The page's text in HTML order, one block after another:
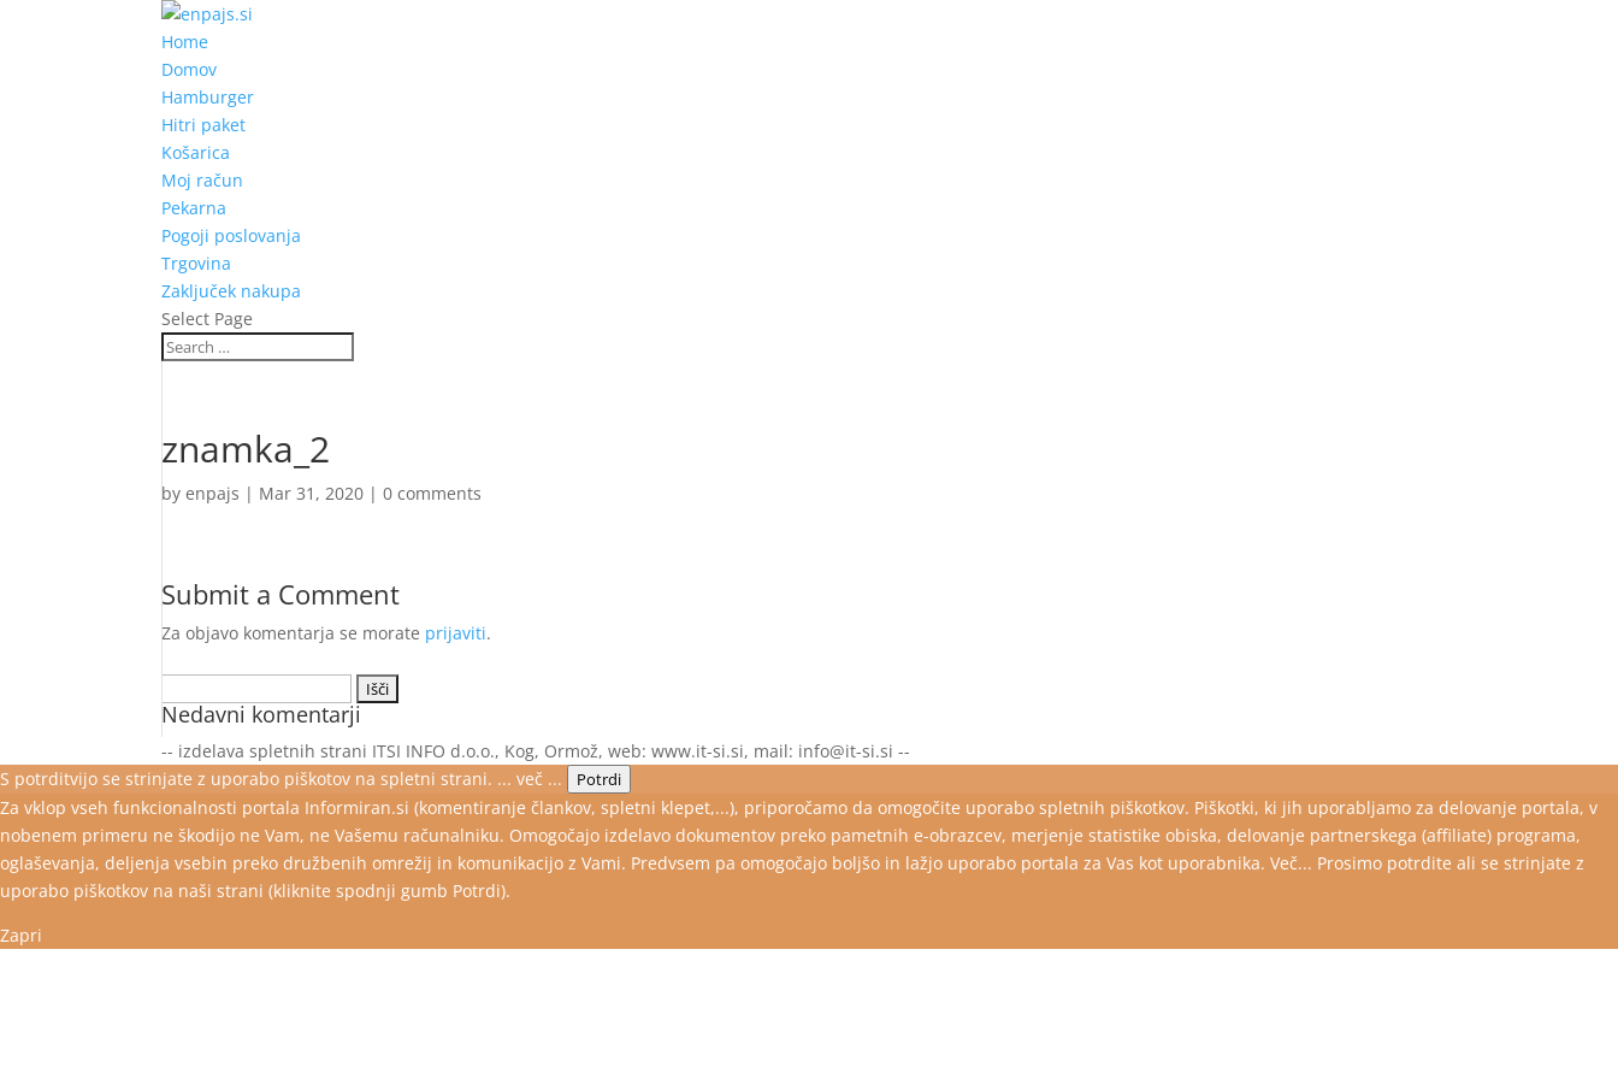
Home
Domov
Hamburger
Hitri paket
Košarica
Moj račun
Pekarna
Pogoji poslovanja
Trgovina
Zaključek nakupa
Select Page
znamka_2
byenpajs | Mar 31, 2020 |0 comments
Submit a Comment
Za objavo komentarja se morate prijaviti.
Nedavni komentarji
-- izdelava spletnih strani ITSI INFO d.o.o., Kog, Ormož, web: www.it-si.si, mail: info@it-si.si --
S potrditvijo se strinjate z uporabo piškotov na spletni strani. ... več ... Potrdi
Za vklop vseh funkcionalnosti portala Informiran.si (komentiranje člankov, spletni klepet,...), priporočamo da omogočite uporabo spletnih piškotkov. Piškotki, ki jih uporabljamo za delovanje portala, v
nobenem primeru ne škodijo ne Vam, ne Vašemu računalniku. Omogočajo izdelavo dokumentov preko pametnih e-obrazcev, merjenje statistike obiska, delovanje partnerskega (affiliate) programa,
oglaševanja, deljenja vsebin preko družbenih omrežij in komunikacijo z Vami. Predvsem pa omogočajo boljšo in lažjo uporabo portala za Vas kot uporabnika. Več... Prosimo potrdite ali se strinjate z
uporabo piškotkov na naši strani (kliknite spodnji gumb Potrdi).
Zapri